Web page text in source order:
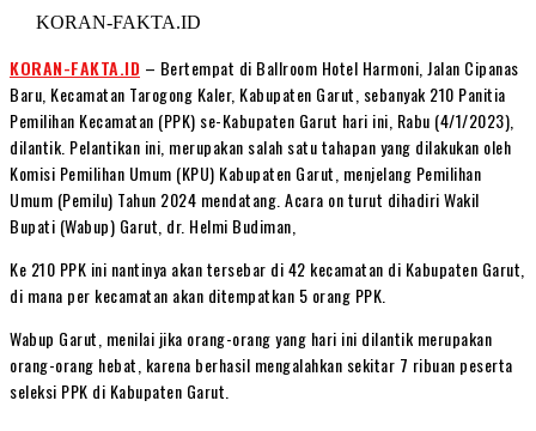
KORAN-FAKTA.ID
KORAN-FAKTA.ID – Bertempat di Ballroom Hotel Harmoni, Jalan Cipanas
Baru, Kecamatan Tarogong Kaler, Kabupaten Garut, sebanyak 210 Panitia
Pemilihan Kecamatan (PPK) se-Kabupaten Garut hari ini, Rabu (4/1/2023),
dilantik. Pelantikan ini, merupakan salah satu tahapan yang dilakukan oleh
Komisi Pemilihan Umum (KPU) Kabupaten Garut, menjelang Pemilihan
Umum (Pemilu) Tahun 2024 mendatang. Acara on turut dihadiri Wakil
Bupati (Wabup) Garut, dr. Helmi Budiman,
Ke 210 PPK ini nantinya akan tersebar di 42 kecamatan di Kabupaten Garut,
di mana per kecamatan akan ditempatkan 5 orang PPK.
Wabup Garut, menilai jika orang-orang yang hari ini dilantik merupakan
orang-orang hebat, karena berhasil mengalahkan sekitar 7 ribuan peserta
seleksi PPK di Kabupaten Garut.